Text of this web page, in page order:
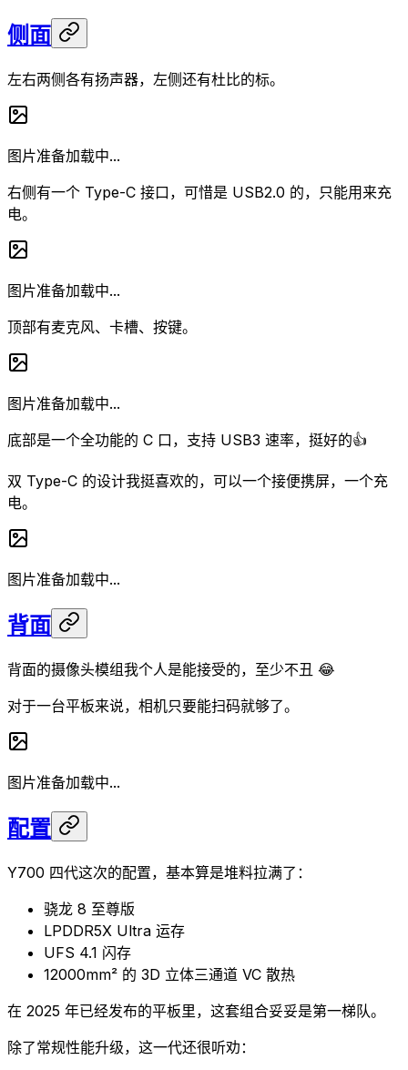
侧面
左右两侧各有扬声器，左侧还有杜比的标。
图片准备加载中...
右侧有一个 Type-C 接口，可惜是 USB2.0 的，只能用来充
电。
图片准备加载中...
顶部有麦克风、卡槽、按键。
图片准备加载中...
底部是一个全功能的 C 口，支持 USB3 速率，挺好的👍
双 Type-C 的设计我挺喜欢的，可以一个接便携屏，一个充
电。
图片准备加载中...
背面
背面的摄像头模组我个人是能接受的，至少不丑 😂
对于一台平板来说，相机只要能扫码就够了。
图片准备加载中...
配置
Y700 四代这次的配置，基本算是堆料拉满了：
骁龙 8 至尊版
LPDDR5X Ultra 运存
UFS 4.1 闪存
12000mm² 的 3D 立体三通道 VC 散热
在 2025 年已经发布的平板里，这套组合妥妥是第一梯队。
除了常规性能升级，这一代还很听劝：